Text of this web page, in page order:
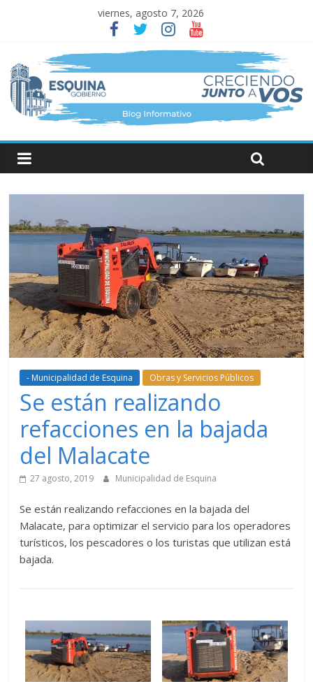
viernes, agosto 7, 2026
- Municipalidad de Esquina Obras y Servicios Públicos
Se están realizando
refacciones en la bajada
del Malacate
27 agosto, 2019 Municipalidad de Esquina
Se están realizando refacciones en la bajada del
Malacate, para optimizar el servicio para los operadores
turísticos, los pescadores o los turistas que utilizan está
bajada.